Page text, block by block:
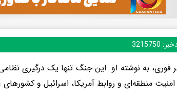
3215750
فوری، به نوشته او این جنگ تنها یک درگیری نظامی
امنیت منطقه‌ای و روابط آمریکا، اسرائیل و